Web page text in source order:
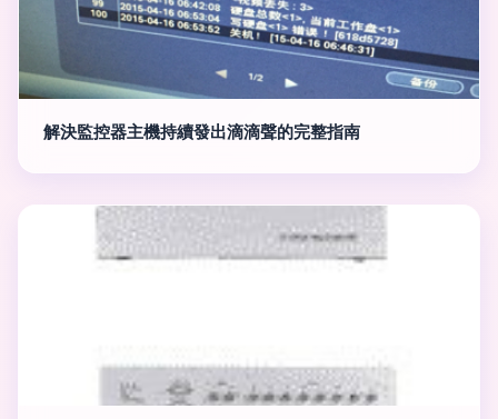
解決監控器主機持續發出滴滴聲的完整指南